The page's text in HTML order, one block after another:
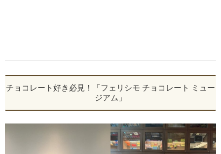
チョコレート好き必見！「フェリシモ チョコレート ミュー
ジアム」